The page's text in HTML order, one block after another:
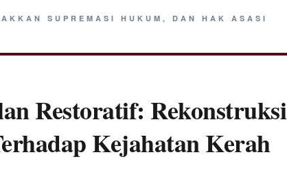
SUPREMASI HUKUM, DAN HAK ASASI
Restoratif: Rekonstruksi
Kejahatan Kerah